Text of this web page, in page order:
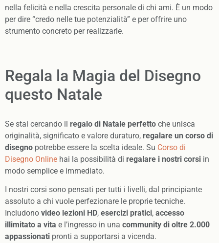
nella felicità e nella crescita personale di chi ami. È un modo
per dire “credo nelle tue potenzialità” e per offrire uno
strumento concreto per realizzarle.
Regala la Magia del Disegno
questo Natale
Se stai cercando il regalo di Natale perfetto che unisca
originalità, significato e valore duraturo, regalare un corso di
disegno potrebbe essere la scelta ideale. Su Corso di
Disegno Online hai la possibilità di regalare i nostri corsi in
modo semplice e immediato.
I nostri corsi sono pensati per tutti i livelli, dal principiante
assoluto a chi vuole perfezionare le proprie tecniche.
Includono video lezioni HD, esercizi pratici, accesso
illimitato a vita e l’ingresso in una community di oltre 2.000
appassionati pronti a supportarsi a vicenda.